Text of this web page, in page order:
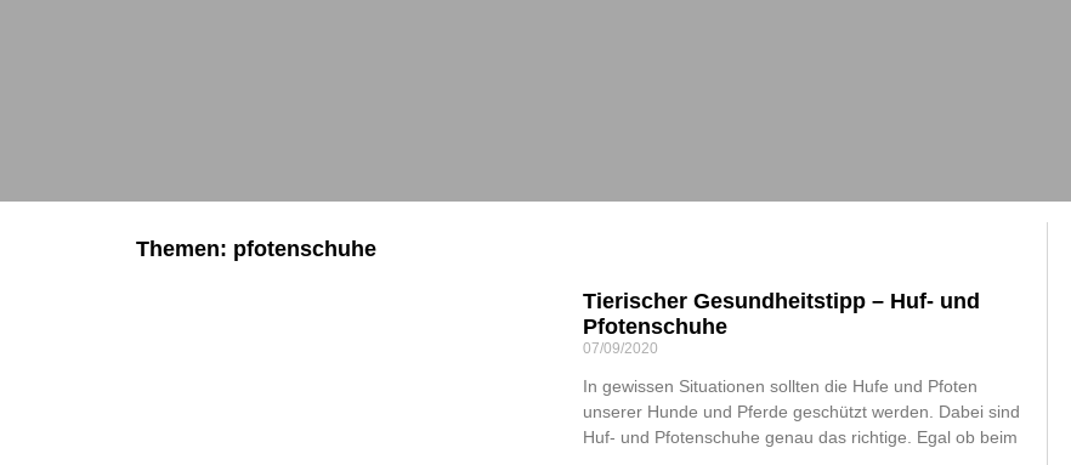
Themen: pfotenschuhe
Tierischer Gesundheitstipp – Huf- und
Pfotenschuhe
07/09/2020
In gewissen Situationen sollten die Hufe und Pfoten
unserer Hunde und Pferde geschützt werden. Dabei sind
Huf- und Pfotenschuhe genau das richtige. Egal ob beim